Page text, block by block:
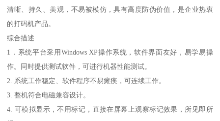
清晰、持久、美观，不易被模仿，具有高度防伪价值，是企业热衷
的打码机产品。
综合描述
1．系统平台采用Windows XP操作系统，软件界面友好，易学易操
作。同时提供测试软件，可进行机器性能测试。
2. 系统工作稳定、软件程序不易瘫痪，可连续工作。
3. 整机符合电磁兼容设计。
4. 可模拟显示，不用标记，直接在屏幕上观察标记效果，所见即所